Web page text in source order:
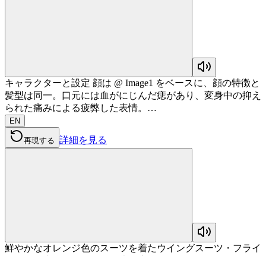
キャラクターと設定 顔は @ Image1 をベースに、顔の特徴と
髪型は同一。口元には血がにじんだ痣があり、変身中の抑え
られた痛みによる疲弊した表情。…
EN
再現する 詳細を見る
鮮やかなオレンジ色のスーツを着たウイングスーツ・フライ